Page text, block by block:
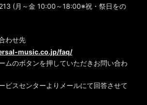
(月～金 10:00～18:00※祝・祭日をの
わせ先
music.co.jp/faq/
ムのボタンを押していただきお問い合わ
ビスセンターよりメールにて回答させて